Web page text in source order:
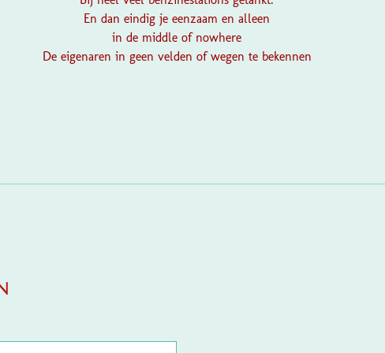
En dan eindig je eenzaam en alleen
in de middle of nowhere
De eigenaren in geen velden of wegen te bekennen